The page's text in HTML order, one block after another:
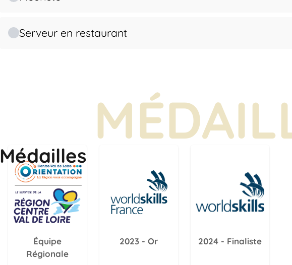
Serveur en restaurant
Médailles
Équipe
Régionale
2023 - Or 2024 - Finaliste